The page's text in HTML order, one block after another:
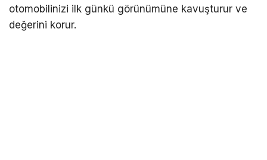
otomobilinizi ilk günkü görünümüne kavuşturur ve
değerini korur.